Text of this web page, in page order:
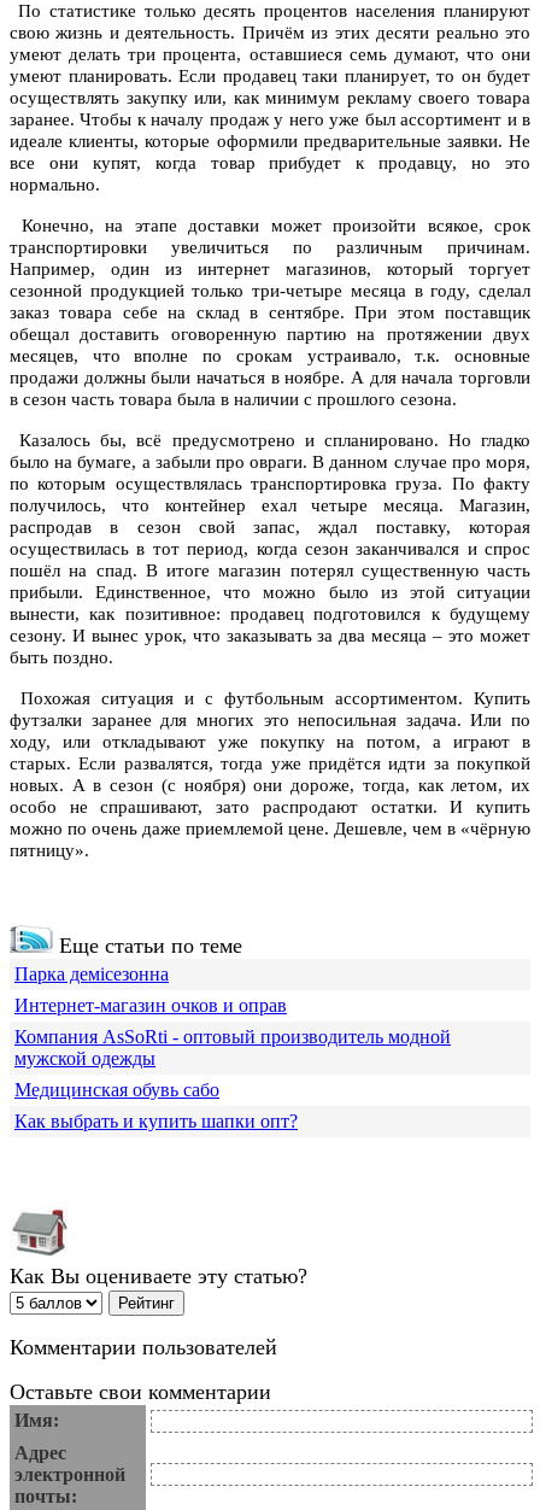
По статистике только десять процентов населения планируют
свою жизнь и деятельность. Причём из этих десяти реально это
умеют делать три процента, оставшиеся семь думают, что они
умеют планировать. Если продавец таки планирует, то он будет
осуществлять закупку или, как минимум рекламу своего товара
заранее. Чтобы к началу продаж у него уже был ассортимент и в
идеале клиенты, которые оформили предварительные заявки. Не
все они купят, когда товар прибудет к продавцу, но это
нормально.
Конечно, на этапе доставки может произойти всякое, срок
транспортировки увеличиться по различным причинам.
Например, один из интернет магазинов, который торгует
сезонной продукцией только три-четыре месяца в году, сделал
заказ товара себе на склад в сентябре. При этом поставщик
обещал доставить оговоренную партию на протяжении двух
месяцев, что вполне по срокам устраивало, т.к. основные
продажи должны были начаться в ноябре. А для начала торговли
в сезон часть товара была в наличии с прошлого сезона.
Казалось бы, всё предусмотрено и спланировано. Но гладко
было на бумаге, а забыли про овраги. В данном случае про моря,
по которым осуществлялась транспортировка груза. По факту
получилось, что контейнер ехал четыре месяца. Магазин,
распродав в сезон свой запас, ждал поставку, которая
осуществилась в тот период, когда сезон заканчивался и спрос
пошёл на спад. В итоге магазин потерял существенную часть
прибыли. Единственное, что можно было из этой ситуации
вынести, как позитивное: продавец подготовился к будущему
сезону. И вынес урок, что заказывать за два месяца – это может
быть поздно.
Похожая ситуация и с футбольным ассортиментом. Купить
футзалки заранее для многих это непосильная задача. Или по
ходу, или откладывают уже покупку на потом, а играют в
старых. Если развалятся, тогда уже придётся идти за покупкой
новых. А в сезон (с ноября) они дороже, тогда, как летом, их
особо не спрашивают, зато распродают остатки. И купить
можно по очень даже приемлемой цене. Дешевле, чем в «чёрную
пятницу».
Еще статьи по теме
Парка демісезонна
Интернет-магазин очков и оправ
Компания АsSoRti - оптовый производитель модной
мужской одежды
Медицинская обувь сабо
Как выбрать и купить шапки опт?
Как Вы оцениваете эту статью?
Комментарии пользователей
Оставьте свои комментарии
Имя:
Адрес
электронной
почты: